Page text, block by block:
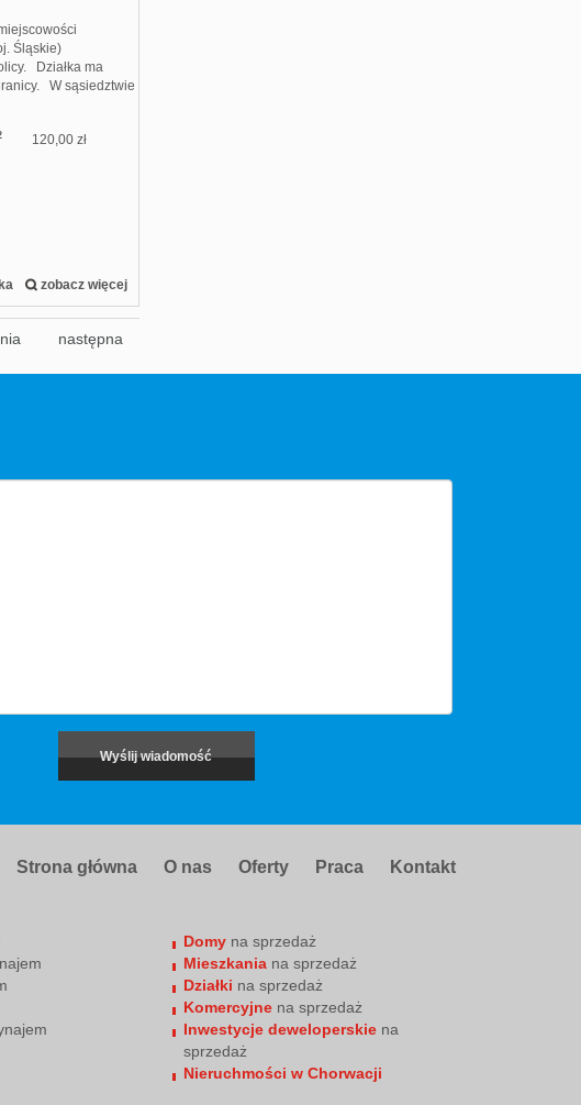
Śląskie)
Działka ma
W sąsiedztwie
120,00 zł
zobacz więcej
następna
Strona główna O nas Oferty Praca Kontakt
Domy na sprzedaż
Mieszkania na sprzedaż
Działki na sprzedaż
Komercyjne na sprzedaż
Inwestycje deweloperskie na
sprzedaż
Nieruchmości w Chorwacji